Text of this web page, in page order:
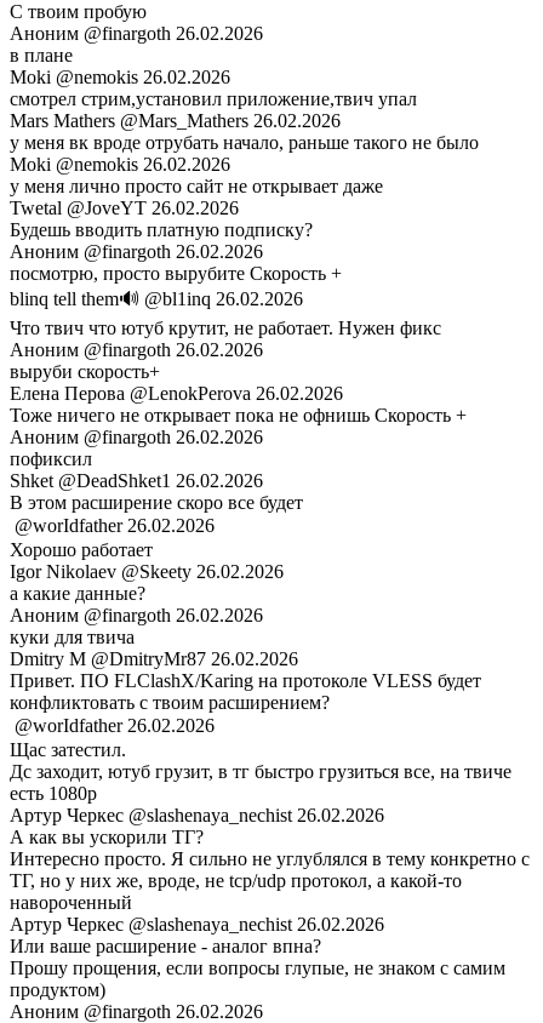
С твоим пробую
Аноним @finargoth 26.02.2026
в плане
Moki @nemokis 26.02.2026
смотрел стрим,установил приложение,твич упал
Mars Mathers @Mars_Mathers 26.02.2026
у меня вк вроде отрубать начало, раньше такого не было
Moki @nemokis 26.02.2026
у меня лично просто сайт не открывает даже
Twetal @JoveYT 26.02.2026
Будешь вводить платную подписку?
Аноним @finargoth 26.02.2026
посмотрю, просто вырубите Скорость +
blinq tell them🔊 @bl1inq 26.02.2026
Что твич что ютуб крутит, не работает. Нужен фикс
Аноним @finargoth 26.02.2026
выруби скорость+
Елена Перова @LenokPerova 26.02.2026
Тоже ничего не открывает пока не офнишь Скорость +
Аноним @finargoth 26.02.2026
пофиксил
Shket @DeadShket1 26.02.2026
В этом расширение скоро все будет
@worIdfather 26.02.2026
Хорошо работает
Igor Nikolaev @Skeety 26.02.2026
а какие данные?
Аноним @finargoth 26.02.2026
куки для твича
Dmitry M @DmitryMr87 26.02.2026
Привет. ПО FLClashX/Karing на протоколе VLESS будет
конфликтовать с твоим расширением?
@worIdfather 26.02.2026
Щас затестил.
Дс заходит, ютуб грузит, в тг быстро грузиться все, на твиче
есть 1080p
Артур Черкес @slashenaya_nechist 26.02.2026
А как вы ускорили ТГ?
Интересно просто. Я сильно не углублялся в тему конкретно с
ТГ, но у них же, вроде, не tcp/udp протокол, а какой-то
навороченный
Артур Черкес @slashenaya_nechist 26.02.2026
Или ваше расширение - аналог впна?
Прошу прощения, если вопросы глупые, не знаком с самим
продуктом)
Аноним @finargoth 26.02.2026